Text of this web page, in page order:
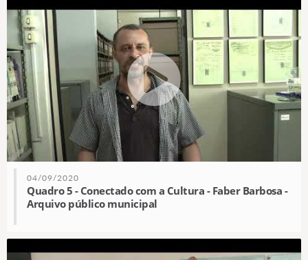
04/09/2020
Quadro 5 - Conectado com a Cultura - Faber Barbosa -
Arquivo público municipal